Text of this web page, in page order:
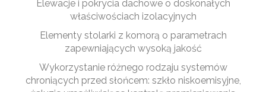
Elewacje i pokrycia dachowe o doskonałych
właściwościach izolacyjnych
Elementy stolarki z komorą o parametrach
zapewniających wysoką jakość
Wykorzystanie różnego rodzaju systemów
chroniących przed słońcem: szkło niskoemisyjne,